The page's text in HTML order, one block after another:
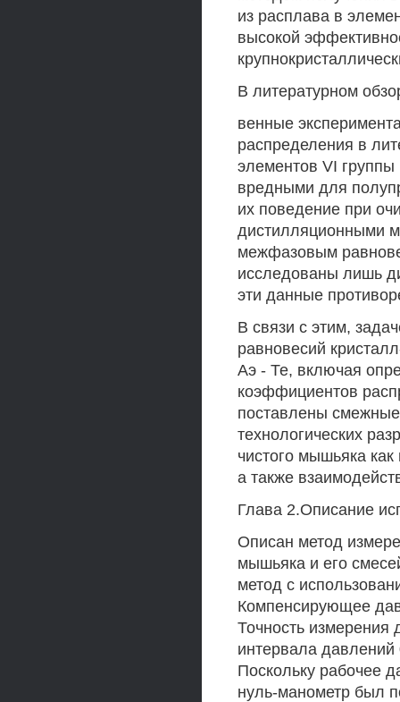
из расплава в
высокой
В литературном
венные
распределения в
элементов VI
вредными для
их поведение при
дистилляционными
межфазовым
исследованы лишь
эти данные
В связи с этим,
равновесий
Аэ - Те, включая
коэффициентов
поставлены
технологических
чистого мышьяка
а также
Глава 2.Описание
Описан метод
мышьяка и его
метод с
Компенсирующее
Точность измерения
интервала
Поскольку рабочее
нуль-манометр был